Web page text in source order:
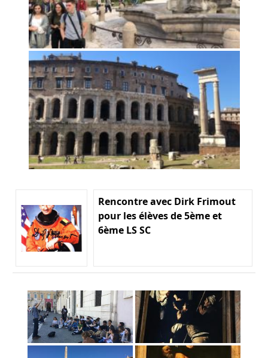
Rencontre avec Dirk Frimout
pour les élèves de 5ème et
6ème LS SC